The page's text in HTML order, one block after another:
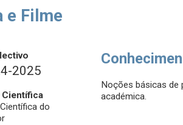
e Filme
2025
Científica
do
Noções básicas de
académica.